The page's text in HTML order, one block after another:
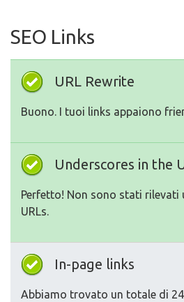
SEO Links
URL Rewrite
Buono. I tuoi links appaiono
Underscores in the
Perfetto! Non sono stati rilevati
URLs.
In-page links
Abbiamo trovato un totale di